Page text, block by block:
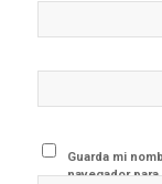
Guarda mi
navegador